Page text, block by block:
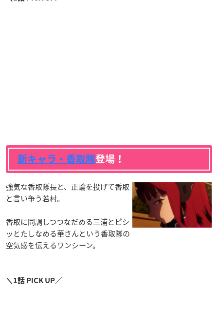
新キャラ・香取隊登場！
強気な香取隊長と、正論を投げて香取
と言い争う若村。
香取に同調しつつなだめる三浦とピシ
ッとたしなめる華さんという香取隊の
空気感を伝えるワンシーン。
＼1話 PICK UP／